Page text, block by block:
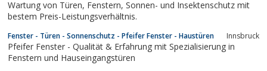
Wartung von Türen, Fenstern, Sonnen- und Insektenschutz mit
bestem Preis-Leistungsverhältnis.
Fenster - Türen - Sonnenschutz - Pfeifer Fenster - Haustüren Innsbruck
Pfeifer Fenster - Qualität & Erfahrung mit Spezialisierung in
Fenstern und Hauseingangstüren